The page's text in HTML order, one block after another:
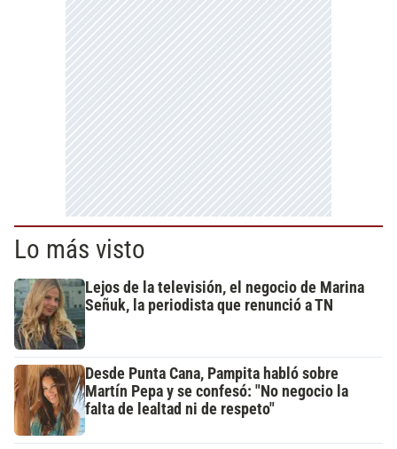
Lo más visto
Lejos de la televisión, el negocio de Marina
Señuk, la periodista que renunció a TN
Desde Punta Cana, Pampita habló sobre
Martín Pepa y se confesó: "No negocio la
falta de lealtad ni de respeto"